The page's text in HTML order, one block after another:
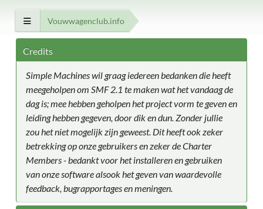
Vouwwagenclub.info
Credits
Simple Machines wil graag iedereen bedanken die heeft
meegeholpen om SMF 2.1 te maken wat het vandaag de
dag is; mee hebben geholpen het project vorm te geven en
leiding hebben gegeven, door dik en dun. Zonder jullie
zou het niet mogelijk zijn geweest. Dit heeft ook zeker
betrekking op onze gebruikers en zeker de Charter
Members - bedankt voor het installeren en gebruiken
van onze software alsook het geven van waardevolle
feedback, bugrapportages en meningen.